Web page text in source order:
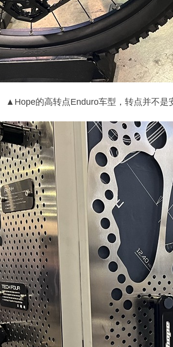
▲Hope的高转点Enduro车型，转点并不是